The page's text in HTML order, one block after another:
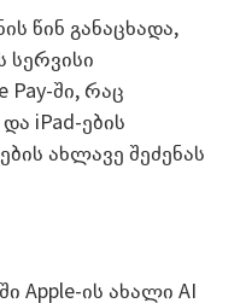
წინ განაცხადა,
სერვისი
Pay-ში, რაც
iPad-ების
ახლავე შეძენას
Apple-ის ახალი AI